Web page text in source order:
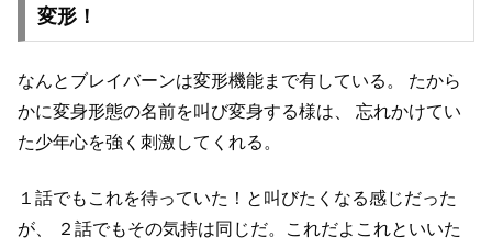
変形！
なんとブレイバーンは変形機能まで有している。
たから
かに変身形態の名前を叫び変身する様は、
忘れかけてい
た少年心を強く刺激してくれる。
１話でもこれを待っていた！と叫びたくなる感じだった
が、
２話でもその気持は同じだ。これだよこれといいた